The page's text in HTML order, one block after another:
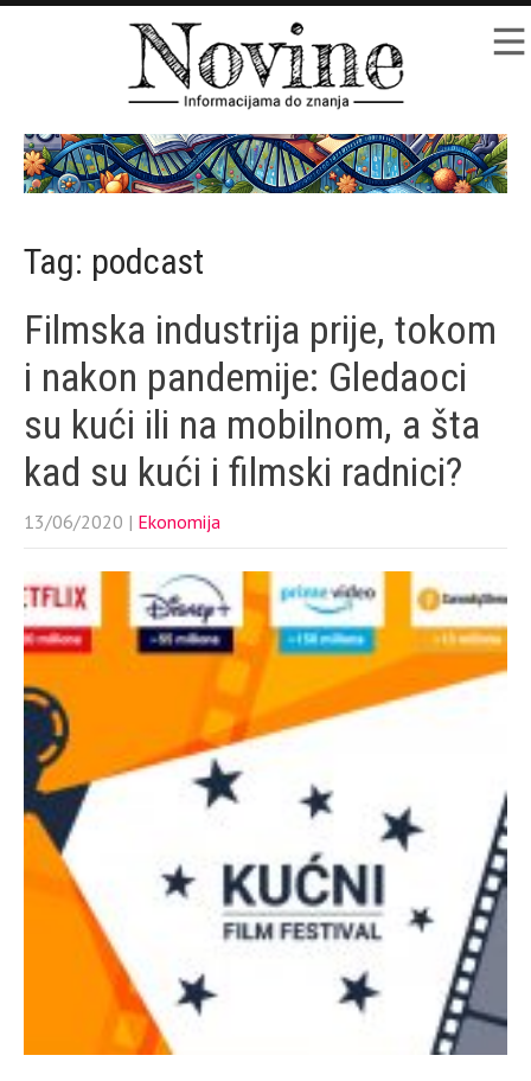
Tag: podcast
Filmska industrija prije, tokom
i nakon pandemije: Gledaoci
su kući ili na mobilnom, a šta
kad su kući i filmski radnici?
13/06/2020 | Ekonomija